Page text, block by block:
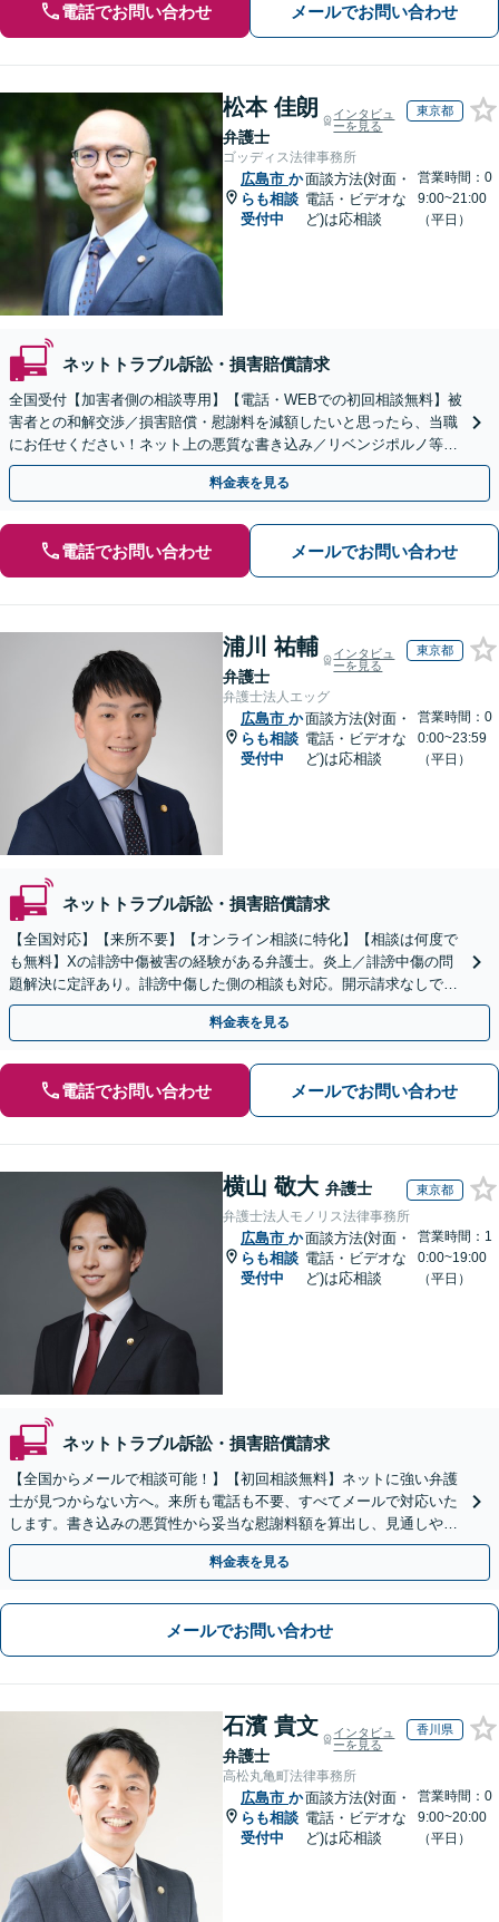
電話でお問い合わせ メールでお問い合わせ
松本 佳朗
弁護士
インタビュ
ーを見る
東京都
ゴッディス法律事務所
広島市 か
らも相談
受付中
面談方法(対面・
電話・ビデオな
ど)は応相談
営業時間：0
9:00~21:00
（平日）
ネットトラブル訴訟・損害賠償請求
全国受付【加害者側の相談専用】【電話・WEBでの初回相談無料】被
害者との和解交渉／損害賠償・慰謝料を減額したいと思ったら、当職
にお任せください！ネット上の悪質な書き込み／リベンジポルノ等、
代表弁護士が最後まで対応【関東エリア以外の相談も可】
料金表を見る
電話でお問い合わせ メールでお問い合わせ
浦川 祐輔
弁護士
インタビュ
ーを見る
東京都
弁護士法人エッグ
広島市 か
らも相談
受付中
面談方法(対面・
電話・ビデオな
ど)は応相談
営業時間：0
0:00~23:59
（平日）
ネットトラブル訴訟・損害賠償請求
【全国対応】【来所不要】【オンライン相談に特化】【相談は何度で
も無料】Xの誹謗中傷被害の経験がある弁護士。炎上／誹謗中傷の問
題解決に定評あり。誹謗中傷した側の相談も対応。開示請求なしで本
人の特定ができる場合もあり。
料金表を見る
電話でお問い合わせ メールでお問い合わせ
横山 敬大 弁護士 東京都
弁護士法人モノリス法律事務所
広島市 か
らも相談
受付中
面談方法(対面・
電話・ビデオな
ど)は応相談
営業時間：1
0:00~19:00
（平日）
ネットトラブル訴訟・損害賠償請求
【全国からメールで相談可能！】【初回相談無料】ネットに強い弁護
士が見つからない方へ。来所も電話も不要、すべてメールで対応いた
します。書き込みの悪質性から妥当な慰謝料額を算出し、見通しや費
用面のリスクも包み隠さずお伝えしサポートします。
料金表を見る
メールでお問い合わせ
石濱 貴文
弁護士
インタビュ
ーを見る
香川県
高松丸亀町法律事務所
広島市 か
らも相談
受付中
面談方法(対面・
電話・ビデオな
ど)は応相談
営業時間：0
9:00~20:00
（平日）